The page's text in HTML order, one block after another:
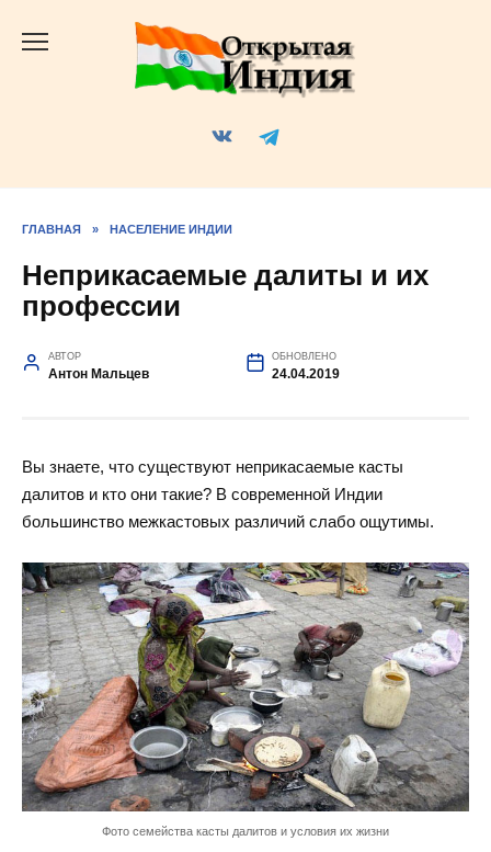
ГЛАВНАЯ » НАСЕЛЕНИЕ ИНДИИ
Неприкасаемые далиты и их
профессии
АВТОР
Антон Мальцев
ОБНОВЛЕНО
24.04.2019
Вы знаете, что существуют неприкасаемые касты
далитов и кто они такие? В современной Индии
большинство межкастовых различий слабо ощутимы.
Фото семейства касты далитов и условия их жизни